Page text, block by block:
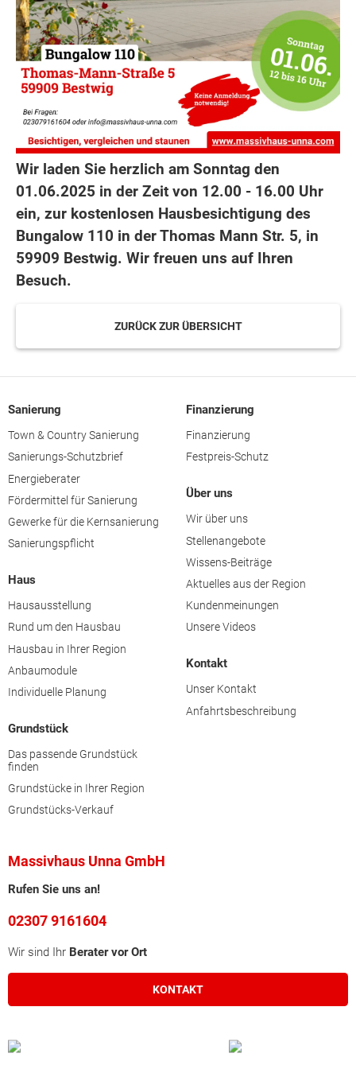
Wir laden Sie herzlich am Sonntag den
01.06.2025 in der Zeit von 12.00 - 16.00 Uhr
ein, zur kostenlosen Hausbesichtigung des
Bungalow 110 in der Thomas Mann Str. 5, in
59909 Bestwig. Wir freuen uns auf Ihren
Besuch.
ZURÜCK ZUR ÜBERSICHT
Sanierung
Town & Country Sanierung
Sanierungs-Schutzbrief
Energieberater
Fördermittel für Sanierung
Gewerke für die Kernsanierung
Sanierungspflicht
Haus
Hausausstellung
Rund um den Hausbau
Hausbau in Ihrer Region
Anbaumodule
Individuelle Planung
Grundstück
Das passende Grundstück
finden
Grundstücke in Ihrer Region
Grundstücks-Verkauf
Finanzierung
Finanzierung
Festpreis-Schutz
Über uns
Wir über uns
Stellenangebote
Wissens-Beiträge
Aktuelles aus der Region
Kundenmeinungen
Unsere Videos
Kontakt
Unser Kontakt
Anfahrtsbeschreibung
Massivhaus Unna GmbH
Rufen Sie uns an!
02307 9161604
Wir sind Ihr Berater vor Ort
KONTAKT